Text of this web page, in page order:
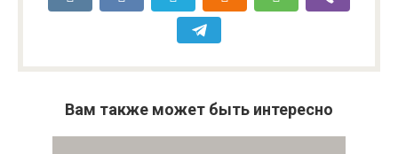
Вам также может быть интересно